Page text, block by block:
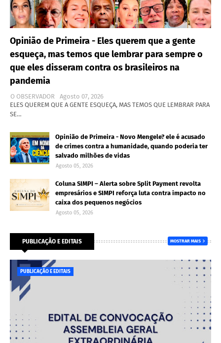
Opinião de Primeira - Eles querem que a gente
esqueça, mas temos que lembrar para sempre o
que eles disseram contra os brasileiros na
pandemia
O OBSERVADOR
Agosto 07, 2026
ELES QUEREM QUE A GENTE ESQUEÇA, MAS TEMOS QUE LEMBRAR PARA
SE…
Opinião de Primeira - Novo Mengele? ele é acusado
de crimes contra a humanidade, quando poderia ter
salvado milhões de vidas
Agosto 05, 2026
Coluna SIMPI – Alerta sobre Split Payment revolta
empresários e SIMPI reforça luta contra impacto no
caixa dos pequenos negócios
Agosto 05, 2026
PUBLICAÇÃO E EDITAIS MOSTRAR MAIS
PUBLICAÇÃO E EDITAIS